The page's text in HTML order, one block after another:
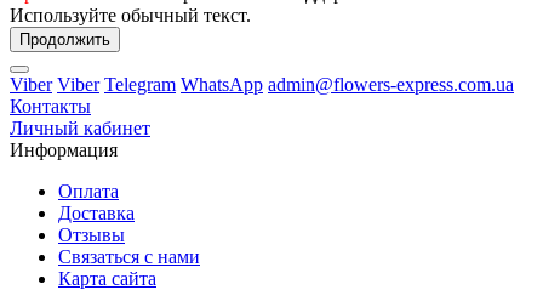
Используйте обычный текст.
Продолжить
Viber Viber Telegram WhatsApp admin@flowers-express.com.ua
Контакты
Личный кабинет
Информация
Оплата
Доставка
Отзывы
Связаться с нами
Карта сайта